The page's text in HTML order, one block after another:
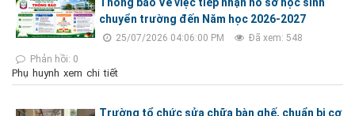
chuyển trường đến Năm học 2026-2027
25/07/2026 04:06:00 PM
Đã xem: 548
Phản hồi: 0
Phụ huynh xem chi tiết
Trường tổ chức sửa chữa bàn ghế, chuẩn bị cơ